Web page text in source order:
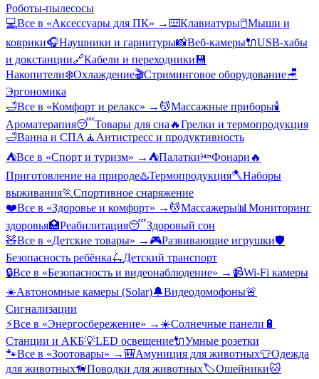
Роботы-пылесосы
💻Все в «Аксессуары для ПК» →⌨️Клавиатуры🖱️Мыши и
коврики🎧Наушники и гарнитуры📸Веб-камеры🔌USB-хабы
и докстанции🔗Кабели и переходники 💾
Накопители❄️Охлаждение🎬Стриминговое оборудование🪑
Эргономика
🛁Все в «Комфорт и релакс» → 💆Массажные приборы🕯️
Ароматерапия😴Товары для сна 🔥Грелки и термопродукция
🛁Ванна и СПА 🧘 Антистресс и продуктивность
⛺Все в «Спорт и туризм» → ⛺Палатки🔦Фонари 🔥
Приготовление на природе♨️Термопродукция🪓Наборы
выживания🏃Спортивное снаряжение
❤️Все в «Здоровье и комфорт» → 💆Массажеры📊 Мониторинг
здоровья🏥Реабилитация😴Здоровый сон
🧸Все в «Детские товары» → 🎮Развивающие игрушки🛡️
Безопасность ребёнка🛴Детский транспорт
🔒Все в «Безопасность и видеонаблюдение» → 📹Wi-Fi камеры
☀️Автономные камеры (Solar)🔔Видеодомофоны🚨
Сигнализации
⚡Все в «Энергосбережение» → ☀️Солнечные панели 🔋
Станции и АКБ💡LED освещение🔌Умные розетки
🐾Все в «Зоотовары» → 🎒Амуниция для животных👕Одежда
для животных🦮Поводки для животных🏷️Ошейники🐱